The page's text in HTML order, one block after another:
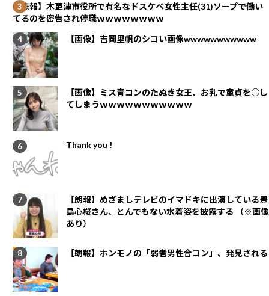
【悲報】木更津市役所で有名なドスケベ女性主任(31)ソープで働い
てるのを密告され停職ｗｗｗｗｗｗｗｗ
【画像】吉岡里帆のシコい画像wwwwwwwwwww
【画像】ミス青コンのたぬき女王、お乳で童貞を○し
てしまうｗｗｗｗｗｗｗｗｗｗｗ
Thank you !
【朗報】めざましテレビのイマドキに出演している豊
島心桜さん、とんでもない水着姿を披露する （※画像
あり）
【朗報】ホンモノの「弱者男性合コン」、発見される